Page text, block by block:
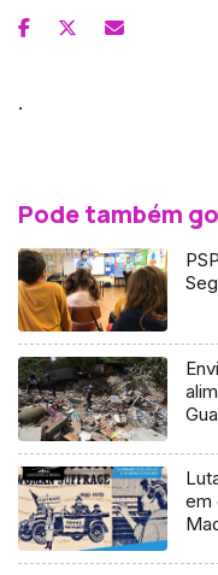
.
Pode também
em